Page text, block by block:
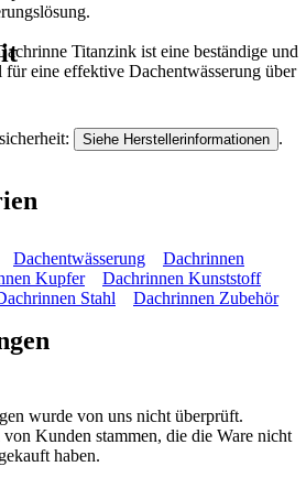
Titanzink ist eine beständige und
für eine effektive Dachentwässerung über
Siehe Herstellerinformationen .
Dachentwässerung
Dachrinnen
Kupfer
Dachrinnen Kunststoff
Stahl Dachrinnen Zubehör
wurde von uns nicht überprüft.
Kunden stammen, die die Ware nicht
haben.